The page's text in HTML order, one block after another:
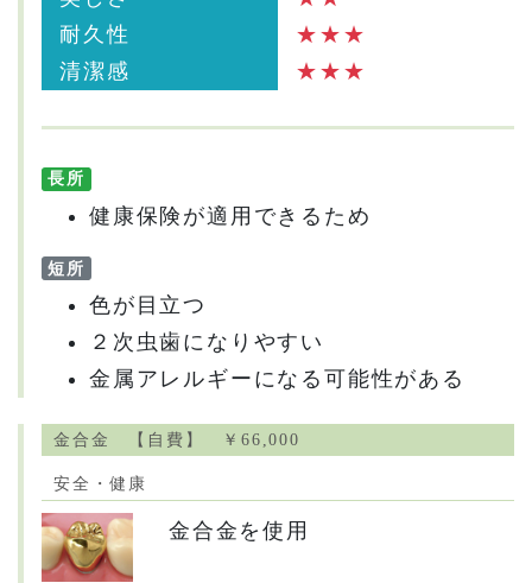
耐久性
★★★
清潔感
★★★
長所
健康保険が適用できるため
短所
色が目立つ
２次虫歯になりやすい
金属アレルギーになる可能性がある
金合金 【自費】 ￥66,000
安全・健康
金合金を使用